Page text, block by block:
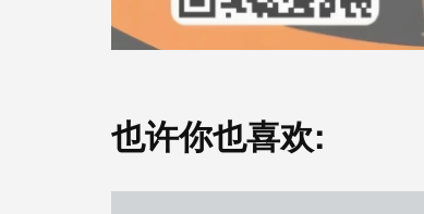
也许你也喜欢: